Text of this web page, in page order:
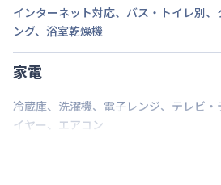
インターネット対応、 バス・トイレ別、
ング、 浴室乾燥機
家電
冷蔵庫、 洗濯機、 電子レンジ、 テレビ・
イヤー、 エアコン